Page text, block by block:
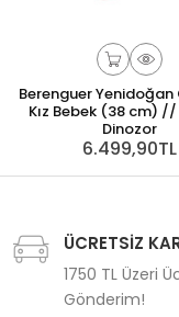
Berenguer Yenidoğan
Kız Bebek (38 cm)
Dinozor
6.499,90TL
ÜCRETSİZ
1750 TL Üzeri
Gönderim!